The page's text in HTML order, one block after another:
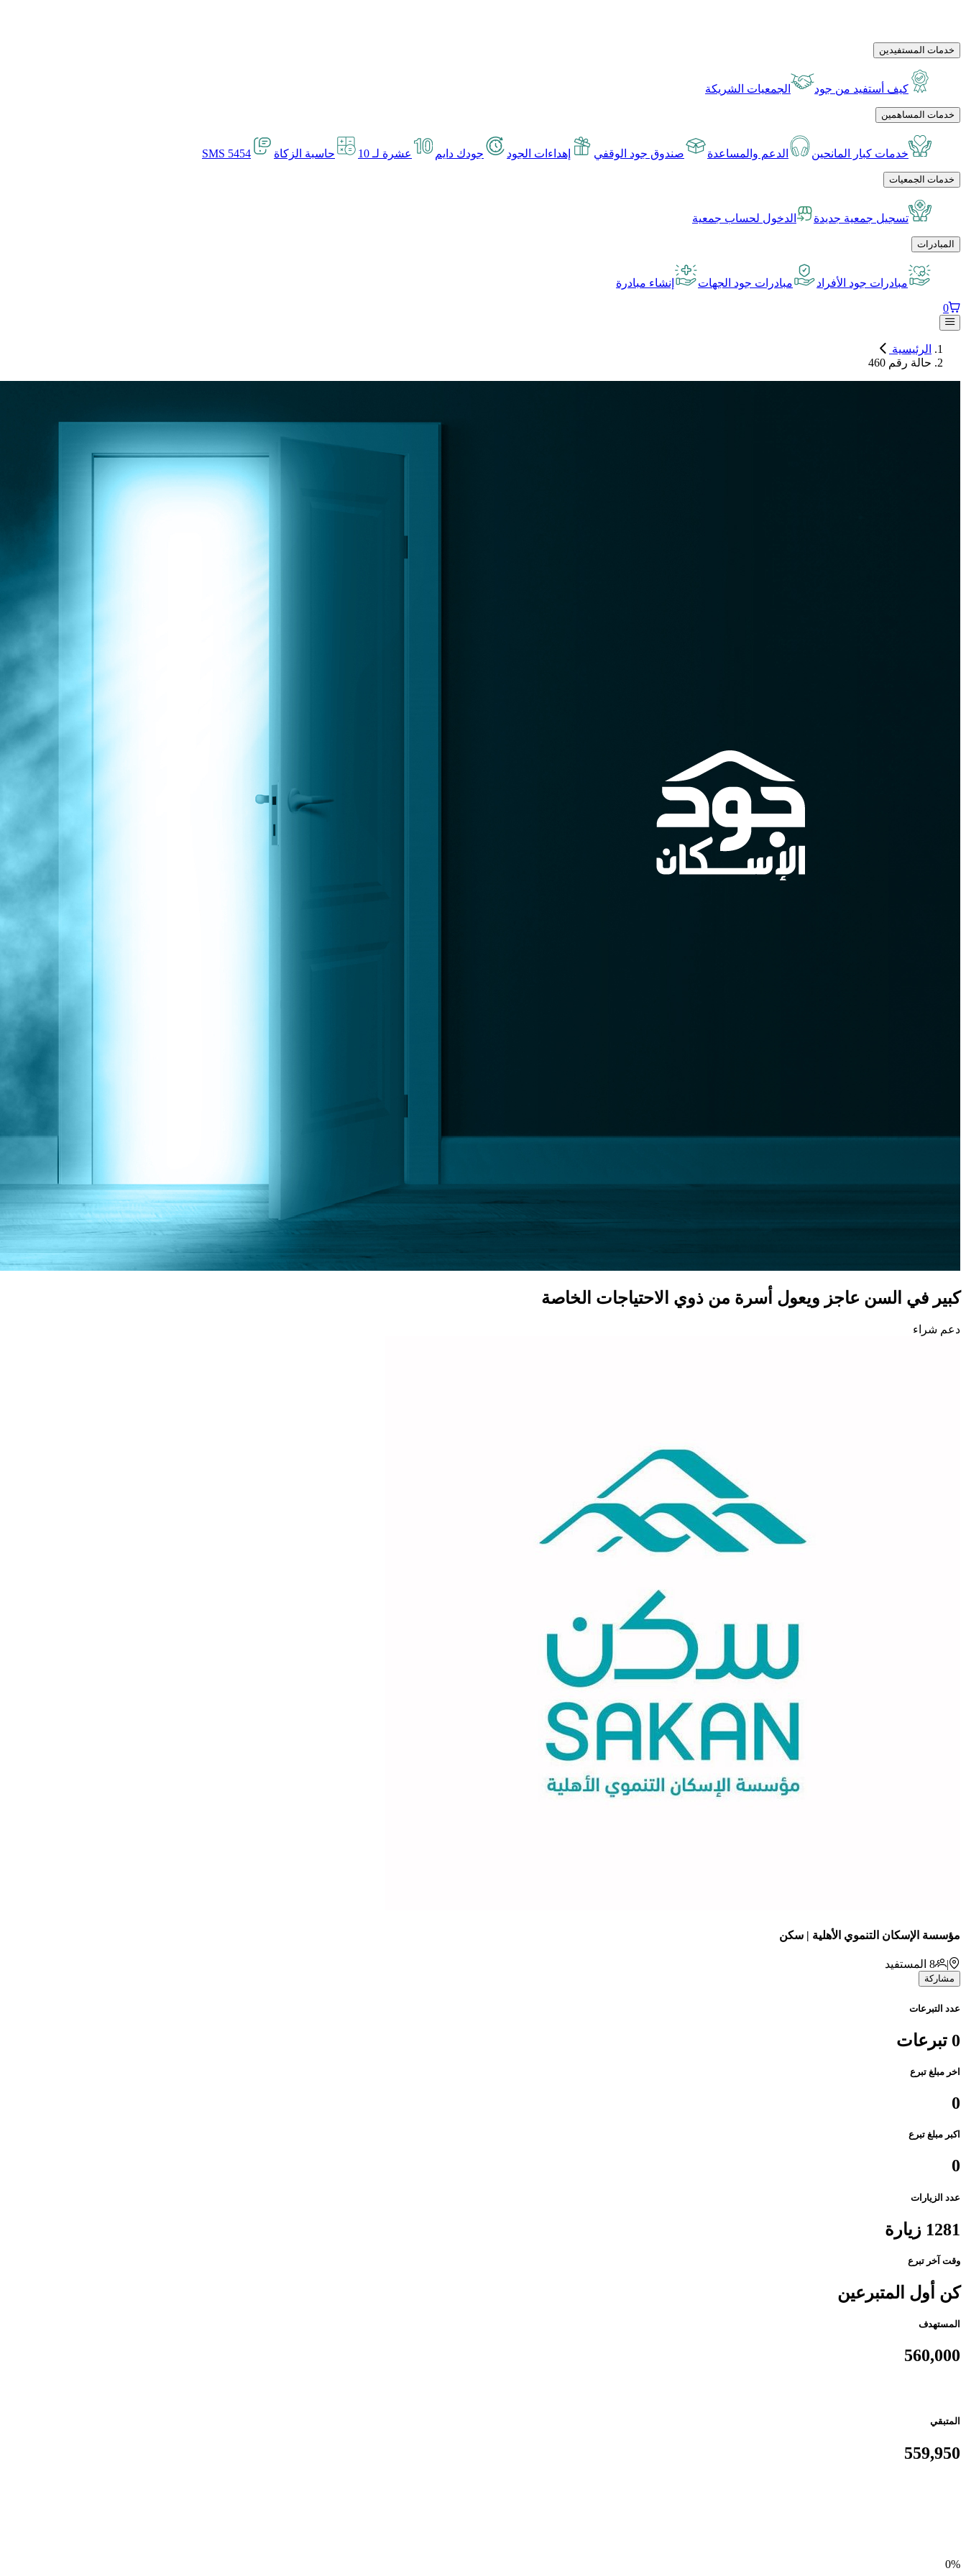
خدمات المستفيدين
كيف أستفيد من جود الجمعيات الشريكة
خدمات المساهمين
خدمات كبار المانحين الدعم والمساعدة صندوق جود الوقفي إهداءات الجود جودك دايم عشرة لـ 10 حاسبة الزكاة SMS 5454
خدمات الجمعيات
تسجيل جمعية جديدة الدخول لحساب جمعية
المبادرات
مبادرات جود الأفراد مبادرات جود الجهات إنشاء مبادرة
0
الرئيسية
حالة رقم 460
كبير في السن عاجز ويعول أسرة من ذوي الاحتياجات الخاصة
دعم شراء
مؤسسة الإسكان التنموي الأهلية | سكن
|
8 المستفيد
مشاركة
عدد التبرعات
0 تبرعات
اخر مبلغ تبرع
0
اكبر مبلغ تبرع
0
عدد الزيارات
1281 زيارة
وقت آخر تبرع
كن أول المتبرعين
المستهدف
560,000
المتبقي
559,950
0%